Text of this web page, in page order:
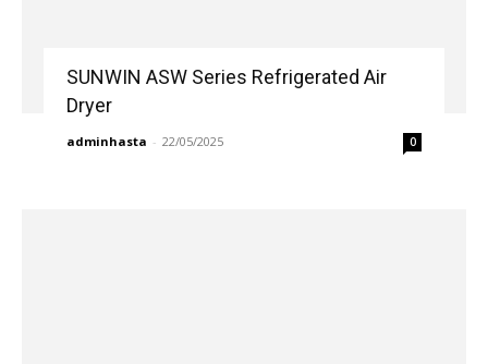
SUNWIN ASW Series Refrigerated Air
Dryer
adminhasta - 22/05/2025 0